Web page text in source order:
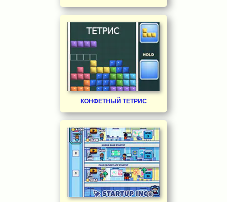
КОНФЕТНЫЙ ТЕТРИС